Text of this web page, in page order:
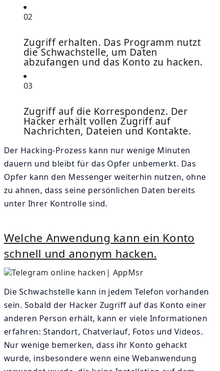
02
Zugriff erhalten. Das Programm nutzt
die Schwachstelle, um Daten
abzufangen und das Konto zu hacken.
03
Zugriff auf die Korrespondenz. Der
Hacker erhält vollen Zugriff auf
Nachrichten, Dateien und Kontakte.
Der Hacking-Prozess kann nur wenige Minuten
dauern und bleibt für das Opfer unbemerkt. Das
Opfer kann den Messenger weiterhin nutzen, ohne
zu ahnen, dass seine persönlichen Daten bereits
unter Ihrer Kontrolle sind.
Welche Anwendung kann ein Konto
schnell und anonym hacken.
Die Schwachstelle kann in jedem Telefon vorhanden
sein. Sobald der Hacker Zugriff auf das Konto einer
anderen Person erhält, kann er viele Informationen
erfahren: Standort, Chatverlauf, Fotos und Videos.
Nur wenige bemerken, dass ihr Konto gehackt
wurde, insbesondere wenn eine Webanwendung